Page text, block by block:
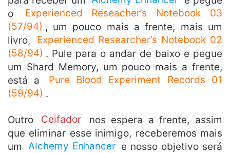
o
Experienced Reseacher’s Notebook 03
(57/94) , um pouco mais a frente, mais um
livro,
Experienced Researcher’s Notebook 02
(58/94) . Pule para o andar de baixo e pegue
um Shard Memory, um pouco mais a frente,
está a
Pure Blood Experiment Records 01
(59/94) .
Outro Ceifador
nos espera a frente, assim
que eliminar esse inimigo, receberemos mais
um
Alchemy Enhancer e nosso objetivo será